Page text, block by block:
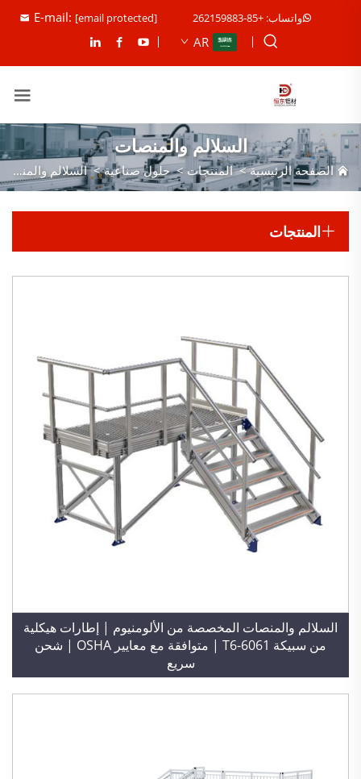
واتساب: +85-262159883 E-mail: [email protected]
AR
السلالم والمنصات
الصفحة الرئيسية>المنتجات >حلول صناعية>السلالم والمنصات
المنتجات
السلالم والمنصات المخصصة من الألومنيوم | إطارات هيكلية
من سبيكة 6061-T6 | متوافقة مع معايير OSHA | شحن
سريع